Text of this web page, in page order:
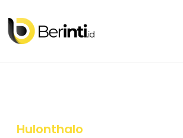
Hulonthalo